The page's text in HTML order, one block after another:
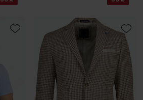
Toevoegen aan favorieten